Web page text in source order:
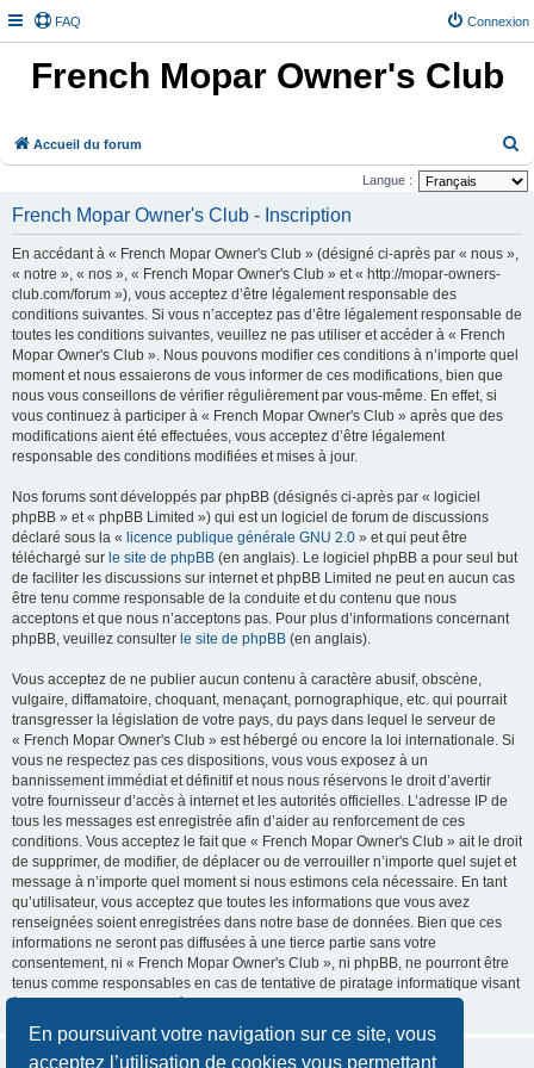
En poursuivant votre navigation sur ce site, vous
acceptez l’utilisation de cookies vous permettant
FAQ Connexion
French Mopar Owner's Club
Accueil du forum
e
Langue :
French Mopar Owner's Club - Inscription
En accédant à « French Mopar Owner's Club » (désigné ci-après par « nous »,
« notre », « nos », « French Mopar Owner's Club » et « http://mopar-owners-
club.com/forum »), vous acceptez d’être légalement responsable des
conditions suivantes. Si vous n’acceptez pas d’être légalement responsable de
toutes les conditions suivantes, veuillez ne pas utiliser et accéder à « French
Mopar Owner's Club ». Nous pouvons modifier ces conditions à n’importe quel
moment et nous essaierons de vous informer de ces modifications, bien que
nous vous conseillons de vérifier régulièrement par vous-même. En effet, si
vous continuez à participer à « French Mopar Owner's Club » après que des
modifications aient été effectuées, vous acceptez d’être légalement
responsable des conditions modifiées et mises à jour.
Nos forums sont développés par phpBB (désignés ci-après par « logiciel
phpBB » et « phpBB Limited ») qui est un logiciel de forum de discussions
déclaré sous la « licence publique générale GNU 2.0 » et qui peut être
téléchargé sur le site de phpBB (en anglais). Le logiciel phpBB a pour seul but
de faciliter les discussions sur internet et phpBB Limited ne peut en aucun cas
être tenu comme responsable de la conduite et du contenu que nous
acceptons et que nous n’acceptons pas. Pour plus d’informations concernant
phpBB, veuillez consulter le site de phpBB (en anglais).
Vous acceptez de ne publier aucun contenu à caractère abusif, obscène,
vulgaire, diffamatoire, choquant, menaçant, pornographique, etc. qui pourrait
transgresser la législation de votre pays, du pays dans lequel le serveur de
« French Mopar Owner's Club » est hébergé ou encore la loi internationale. Si
vous ne respectez pas ces dispositions, vous vous exposez à un
bannissement immédiat et définitif et nous nous réservons le droit d’avertir
votre fournisseur d’accès à internet et les autorités officielles. L’adresse IP de
tous les messages est enregistrée afin d’aider au renforcement de ces
conditions. Vous acceptez le fait que « French Mopar Owner's Club » ait le droit
de supprimer, de modifier, de déplacer ou de verrouiller n’importe quel sujet et
message à n’importe quel moment si nous estimons cela nécessaire. En tant
qu’utilisateur, vous acceptez que toutes les informations que vous avez
renseignées soient enregistrées dans notre base de données. Bien que ces
informations ne seront pas diffusées à une tierce partie sans votre
consentement, ni « French Mopar Owner's Club », ni phpBB, ne pourront être
tenus comme responsables en cas de tentative de piratage informatique visant